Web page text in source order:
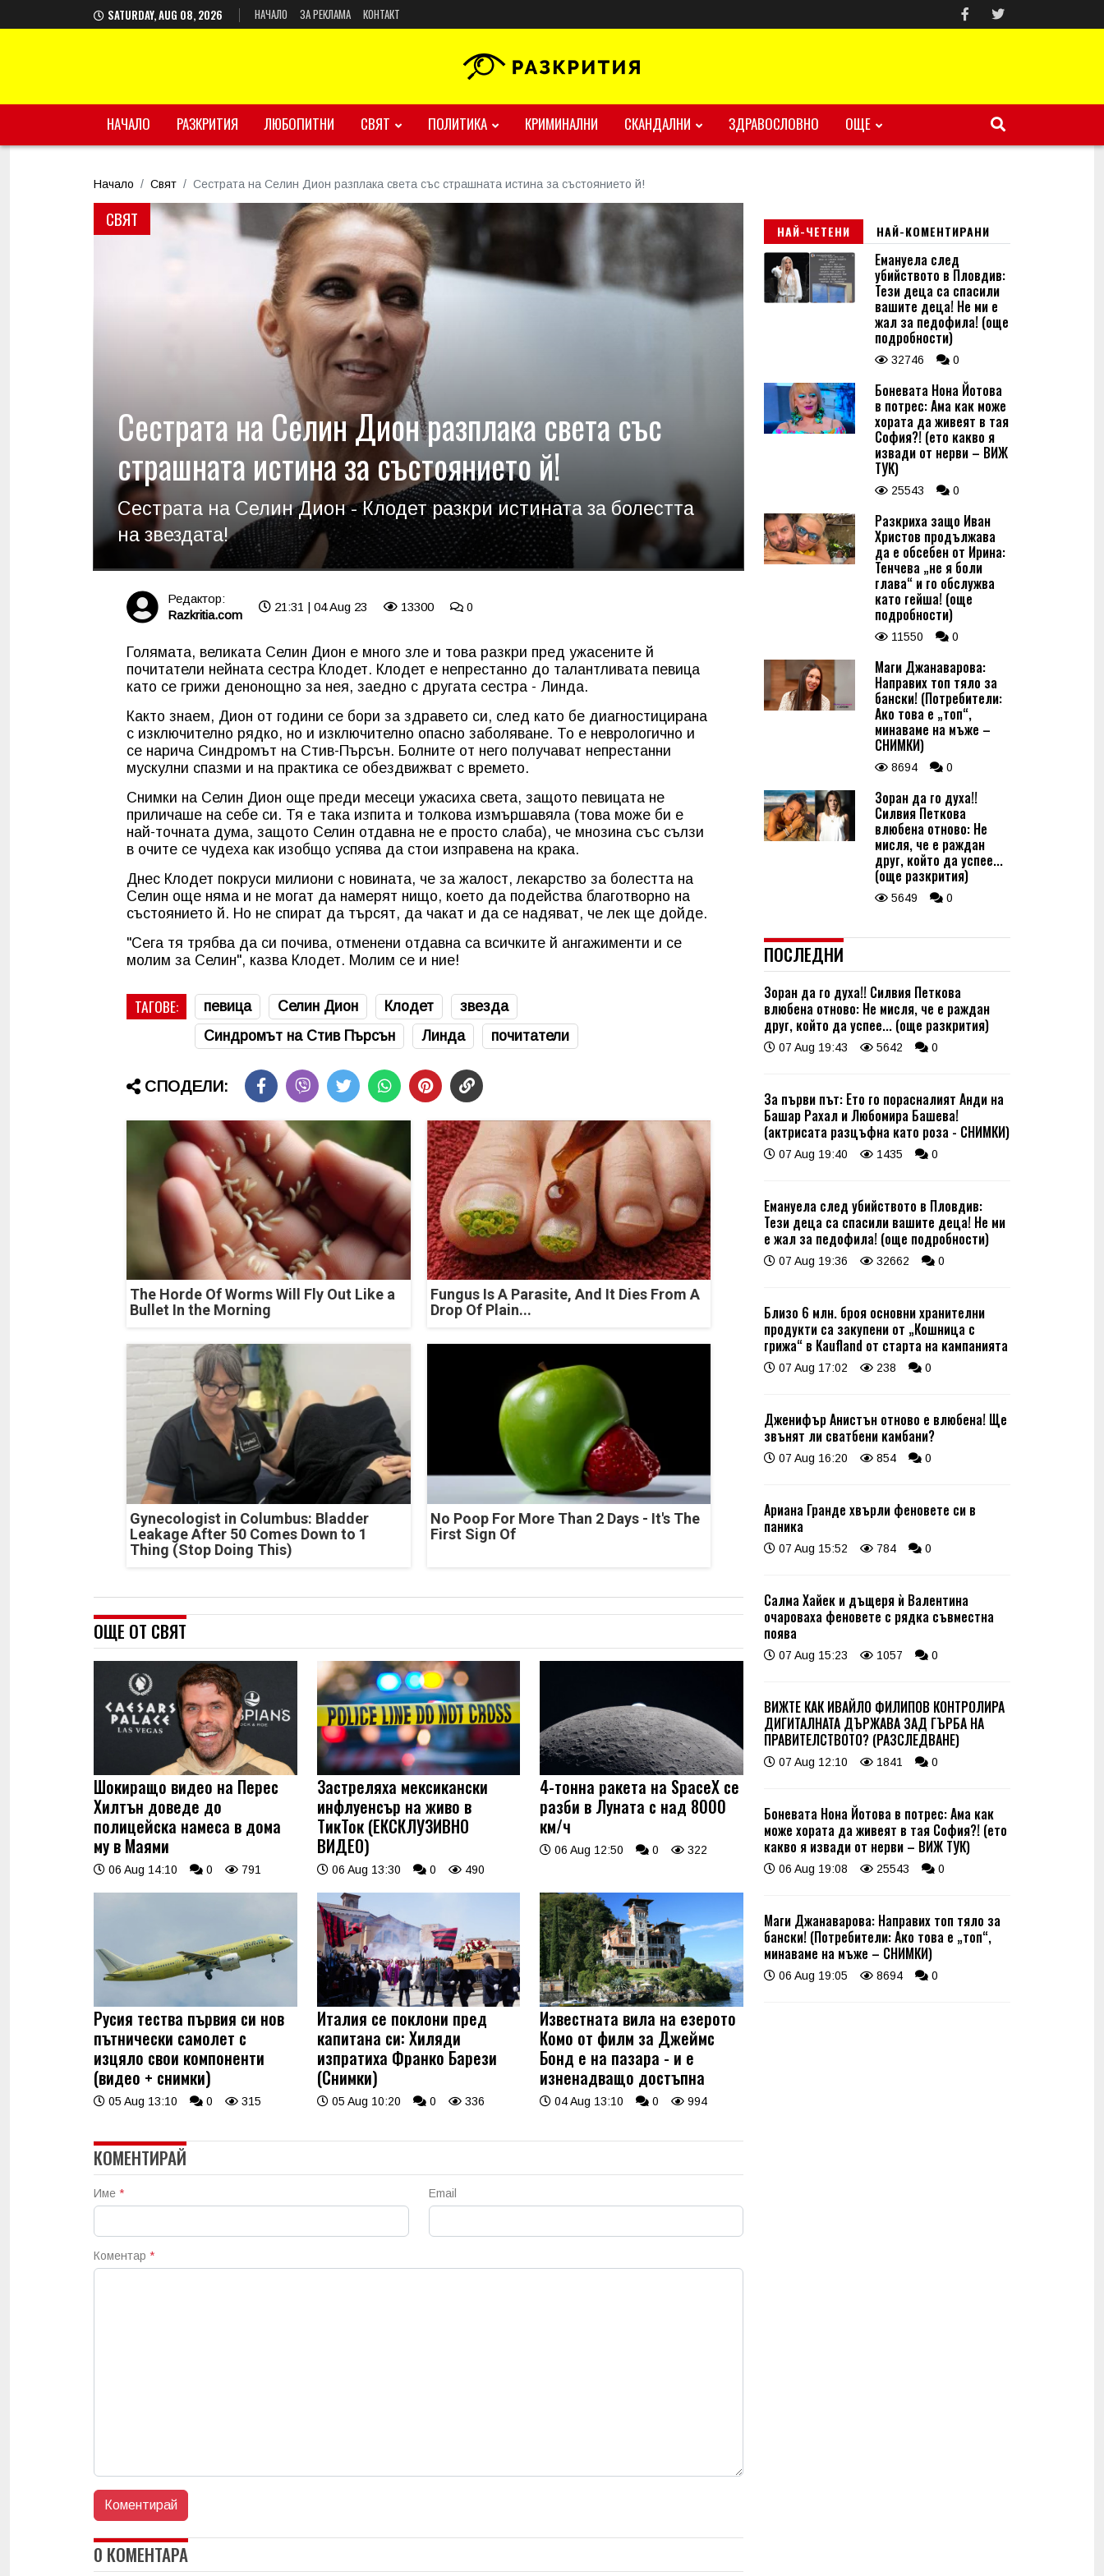
SATURDAY, AUG 08, 2026 НАЧАЛО ЗА РЕКЛАМА КОНТАКТ
НАЧАЛО РАЗКРИТИЯ ЛЮБОПИТНИ СВЯТ ПОЛИТИКА КРИМИНАЛНИ СКАНДАЛНИ ЗДРАВОСЛОВНО ОЩЕ
Начало Свят Сестрата на Селин Дион разплака света със страшната истина за състоянието й!
СВЯТ
Сестрата на Селин Дион разплака света със
страшната истина за състоянието й!
Сестрата на Селин Дион - Клодет разкри истината за болестта
на звездата!
Редактор:
Razkritia.com
21:31 | 04 Aug 23 13300 0
Голямата, великата Селин Дион е много зле и това разкри пред ужасените й
почитатели нейната сестра Клодет. Клодет е непрестанно до талантливата певица
като се грижи денонощно за нея, заедно с другата сестра - Линда.
Както знаем, Дион от години се бори за здравето си, след като бе диагностицирана
с изключително рядко, но и изключително опасно заболяване. То е неврологично и
се нарича Синдромът на Стив-Пърсън. Болните от него получават непрестанни
мускулни спазми и на практика се обездвижват с времето.
Снимки на Селин Дион още преди месеци ужасиха света, защото певицата не
приличаше на себе си. Тя е така изпита и толкова измършавяла (това може би е
най-точната дума, защото Селин отдавна не е просто слаба), че мнозина със сълзи
в очите се чудеха как изобщо успява да стои изправена на крака.
Днес Клодет покруси милиони с новината, че за жалост, лекарство за болестта на
Селин още няма и не могат да намерят нищо, което да подейства благотворно на
състоянието й. Но не спират да търсят, да чакат и да се надяват, че лек ще дойде.
"Сега тя трябва да си почива, отменени отдавна са всичките й ангажименти и се
молим за Селин", казва Клодет. Молим се и ние!
ТАГОВЕ: певица Селин Дион Клодет
звезда
Синдромът на Стив Пърсън
Линда почитатели
СПОДЕЛИ:
The Horde Of Worms Will Fly Out Like a
Bullet In the Morning
Fungus Is A Parasite, And It Dies From A
Drop Of Plain...
Gynecologist in Columbus: Bladder
Leakage After 50 Comes Down to 1
Thing (Stop Doing This)
No Poop For More Than 2 Days - It's The
First Sign Of
ОЩЕ ОТ СВЯТ
Шокиращо видео на Перес
Хилтън доведе до
полицейска намеса в дома
му в Маями
06 Aug 14:10 0 791
Застреляха мексикански
инфлуенсър на живо в
ТикТок (ЕКСКЛУЗИВНО
ВИДЕО)
06 Aug 13:30 0 490
4-тонна ракета на SpaceX се
разби в Луната с над 8000
км/ч
06 Aug 12:50 0 322
Русия тества първия си нов
пътнически самолет с
изцяло свои компоненти
(видео + снимки)
05 Aug 13:10 0 315
Италия се поклони пред
капитана си: Хиляди
изпратиха Франко Барези
(Снимки)
05 Aug 10:20 0 336
Известната вила на езерото
Комо от филм за Джеймс
Бонд е на пазара - и е
изненадващо достъпна
04 Aug 13:10 0 994
КОМЕНТИРАЙ
Име * Email
Коментар *
0 КОМЕНТАРА
НАЙ-ЧЕТЕНИ НАЙ-КОМЕНТИРАНИ
Емануела след
убийството в Пловдив:
Тези деца са спасили
вашите деца! Не ми е
жал за педофила! (още
подробности)
32746 0
Боневата Нона Йотова
в потрес: Ама как може
хората да живеят в тая
София?! (ето какво я
извади от нерви – ВИЖ
ТУК)
25543 0
Разкриха защо Иван
Христов продължава
да е обсебен от Ирина:
Тенчева „не я боли
глава“ и го обслужва
като гейша! (още
подробности)
11550 0
Маги Джанаварова:
Направих топ тяло за
бански! (Потребители:
Ако това е „топ“,
минаваме на мъже –
СНИМКИ)
8694 0
Зоран да го духа!!
Силвия Петкова
влюбена отново: Не
мисля, че е раждан
друг, който да успее...
(още разкрития)
5649 0
ПОСЛЕДНИ
Зоран да го духа!! Силвия Петкова
влюбена отново: Не мисля, че е раждан
друг, който да успее... (още разкрития)
07 Aug 19:43 5642 0
За първи път: Ето го порасналият Анди на
Башар Рахал и Любомира Башева!
(актрисата разцъфна като роза - СНИМКИ)
07 Aug 19:40 1435 0
Емануела след убийството в Пловдив:
Тези деца са спасили вашите деца! Не ми
е жал за педофила! (още подробности)
07 Aug 19:36 32662 0
Близо 6 млн. броя основни хранителни
продукти са закупени от „Кошница с
грижа“ в Kaufland от старта на кампанията
07 Aug 17:02 238 0
Дженифър Анистън отново е влюбена! Ще
звънят ли сватбени камбани?
07 Aug 16:20 854 0
Ариана Гранде хвърли феновете си в
паника
07 Aug 15:52 784 0
Салма Хайек и дъщеря ѝ Валентина
очароваха феновете с рядка съвместна
поява
07 Aug 15:23 1057 0
ВИЖТЕ КАК ИВАЙЛО ФИЛИПОВ КОНТРОЛИРА
ДИГИТАЛНАТА ДЪРЖАВА ЗАД ГЪРБА НА
ПРАВИТЕЛСТВОТО? (РАЗСЛЕДВАНЕ)
07 Aug 12:10 1841 0
Боневата Нона Йотова в потрес: Ама как
може хората да живеят в тая София?! (ето
какво я извади от нерви – ВИЖ ТУК)
06 Aug 19:08 25543 0
Маги Джанаварова: Направих топ тяло за
бански! (Потребители: Ако това е „топ“,
минаваме на мъже – СНИМКИ)
06 Aug 19:05 8694 0